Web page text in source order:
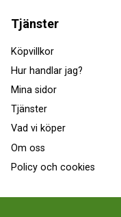
Tjänster
Köpvillkor
Hur handlar jag?
Mina sidor
Tjänster
Vad vi köper
Om oss
Policy och cookies